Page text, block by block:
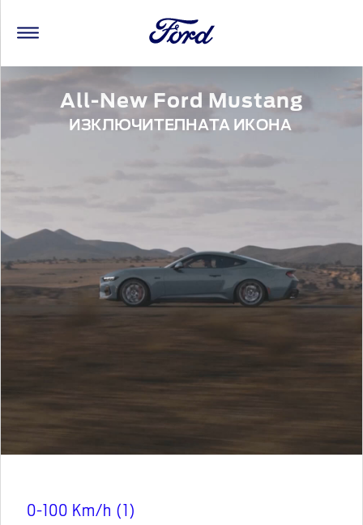
All-New Ford Mustang
ИЗКЛЮЧИТЕЛНАТА ИКОНА
0-100 Km/h (1)